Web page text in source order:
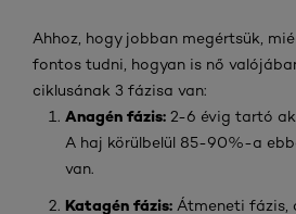
Ahhoz, hogy jobban megértsük,
fontos tudni, hogyan is nő
ciklusának 3 fázisa van:
Anagén fázis: 2-6 évig tartó
A haj körülbelül 85-90%-a
van.
Katagén fázis: Átmeneti fázis,